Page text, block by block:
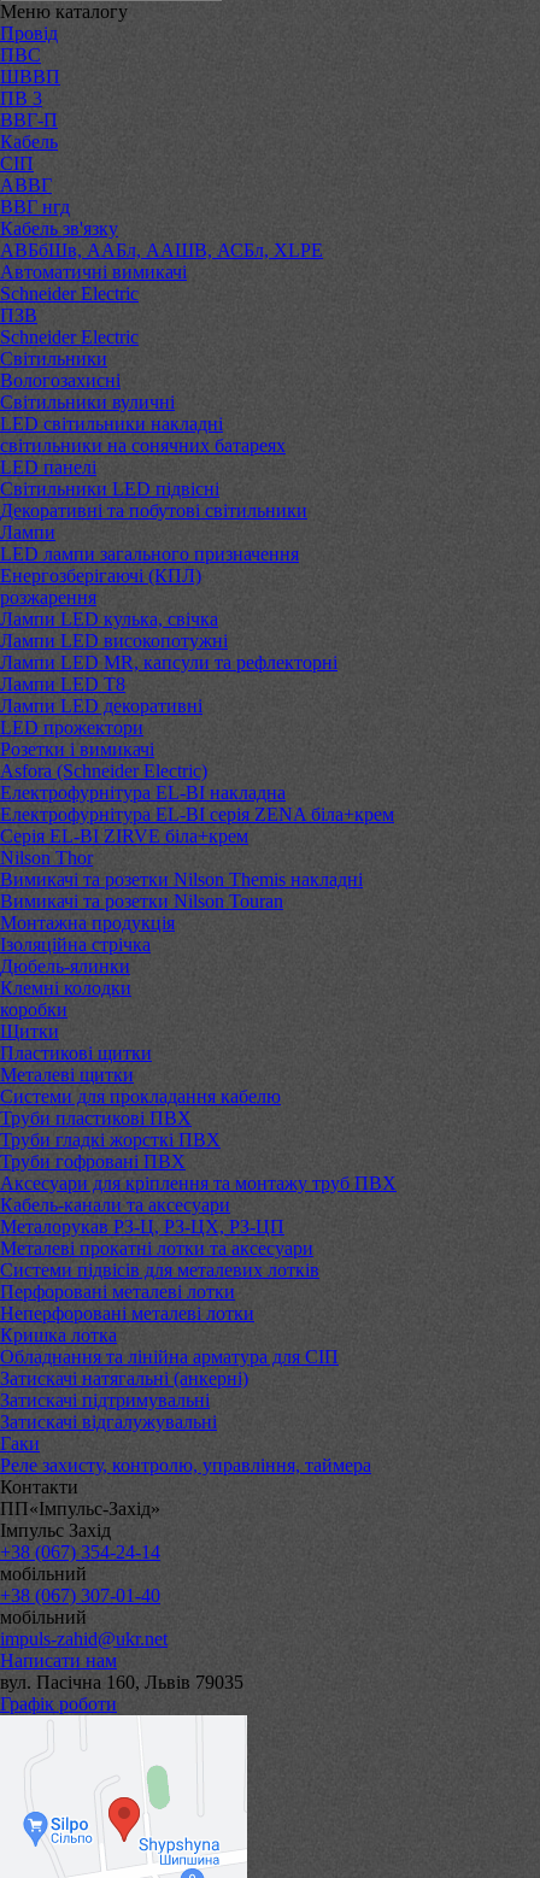
Меню каталогу
Провід
ПВС
ШВВП
ПВ 3
ВВГ-П
Кабель
СІП
АВВГ
ВВГ нгд
Кабель зв'язку
АВБбШв, ААБл, ААШВ, АСБл, XLPE
Автоматичні вимикачі
Schneider Electric
ПЗВ
Schneider Electric
Світильники
Вологозахисні
Світильники вуличні
LED світильники накладні
світильники на сонячних батареях
LED панелі
Світильники LED підвісні
Декоративні та побутові світильники
Лампи
LED лампи загального призначення
Енергозберігаючі (КПЛ)
розжарення
Лампи LED кулька, свічка
Лампи LED високопотужні
Лампи LED MR, капсули та рефлекторні
Лампи LED Т8
Лампи LED декоративні
LED прожектори
Розетки і вимикачі
Asfora (Schneider Electric)
Електрофурнітура EL-BI накладна
Електрофурнітура EL-BI серія ZENA біла+крем
Серія EL-BI ZIRVE біла+крем
Nilson Thor
Вимикачі та розетки Nilson Themis накладні
Вимикачі та розетки Nilson Touran
Монтажна продукція
Ізоляційна стрічка
Дюбель-ялинки
Клемні колодки
коробки
Щитки
Пластикові щитки
Металеві щитки
Системи для прокладання кабелю
Труби пластикові ПВХ
Труби гладкі жорсткі ПВХ
Труби гофровані ПВХ
Аксесуари для кріплення та монтажу труб ПВХ
Кабель-канали та аксесуари
Металорукав РЗ-Ц, РЗ-ЦХ, РЗ-ЦП
Металеві прокатні лотки та аксесуари
Системи підвісів для металевих лотків
Перфоровані металеві лотки
Неперфоровані металеві лотки
Кришка лотка
Обладнання та лінійна арматура для СІП
Затискачі натягальні (анкерні)
Затискачі підтримувальні
Затискачі відгалужувальні
Гаки
Реле захисту, контролю, управління, таймера
Контакти
ПП«Імпульс-Захід»
Імпульс Захід
+38 (067) 354-24-14
мобільний
+38 (067) 307-01-40
мобільний
impuls-zahid@ukr.net
Написати нам
вул. Пасічна 160, Львів 79035
Графік роботи